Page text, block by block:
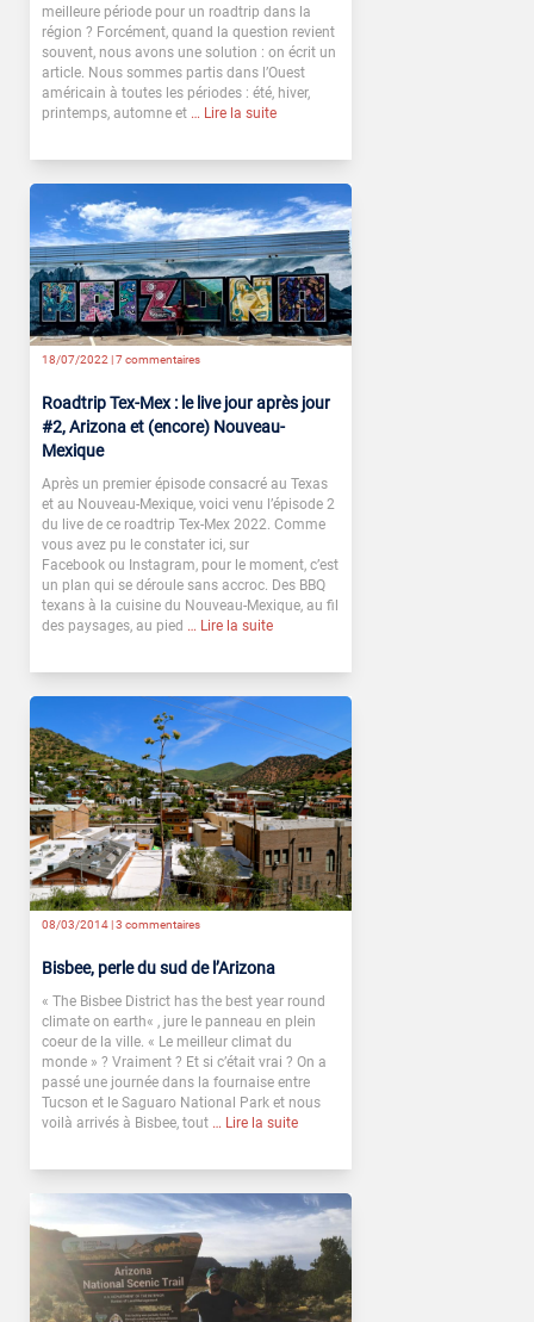
meilleure période pour un roadtrip dans la
région ? Forcément, quand la question revient
souvent, nous avons une solution : on écrit un
article. Nous sommes partis dans l’Ouest
américain à toutes les périodes : été, hiver,
printemps, automne et … Lire la suite
18/07/2022 |7 commentaires
Roadtrip Tex-Mex : le live jour après jour
#2, Arizona et (encore) Nouveau-
Mexique
Après un premier épisode consacré au Texas
et au Nouveau-Mexique, voici venu l’épisode 2
du live de ce roadtrip Tex-Mex 2022. Comme
vous avez pu le constater ici, sur
Facebook ou Instagram, pour le moment, c’est
un plan qui se déroule sans accroc. Des BBQ
texans à la cuisine du Nouveau-Mexique, au fil
des paysages, au pied … Lire la suite
08/03/2014 |3 commentaires
Bisbee, perle du sud de l’Arizona
« The Bisbee District has the best year round
climate on earth« , jure le panneau en plein
coeur de la ville. « Le meilleur climat du
monde » ? Vraiment ? Et si c’était vrai ? On a
passé une journée dans la fournaise entre
Tucson et le Saguaro National Park et nous
voilà arrivés à Bisbee, tout … Lire la suite